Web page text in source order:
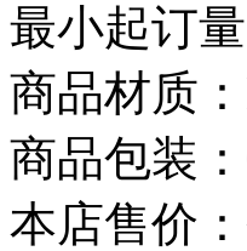
最小起订
商品材质
商品包装
本店售价：